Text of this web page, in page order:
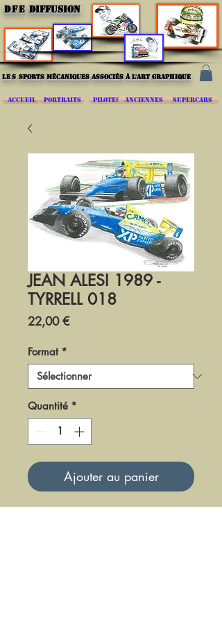
DFE DIFFUSION
les sports mécaniques associés à l'art graphique
ACCUEIL PORTRAITS PILOTES ANCIENNES SUPERCARS
JEAN ALESI 1989 -
TYRRELL 018
22,00 €Prix
Format *
Quantité *
Ajouter au panier